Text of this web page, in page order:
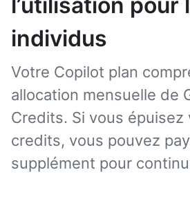
individus
Votre Copilot plan
allocation mensuelle de
Credits. Si vous épuisez
credits, vous pouvez
supplément pour